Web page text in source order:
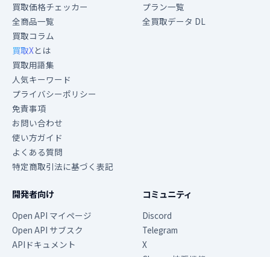
買取価格チェッカー
全商品一覧
買取コラム
買取Xとは
買取用語集
人気キーワード
プライバシーポリシー
免責事項
お問い合わせ
使い方ガイド
よくある質問
特定商取引法に基づく表記
プラン一覧
全買取データ DL
開発者向け
Open API マイページ
Open API サブスク
APIドキュメント
コミュニティ
Discord
Telegram
X